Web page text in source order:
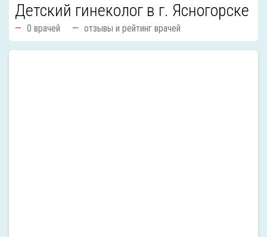
Детский гинеколог в г. Ясногорске
0 врачей отзывы и рейтинг врачей